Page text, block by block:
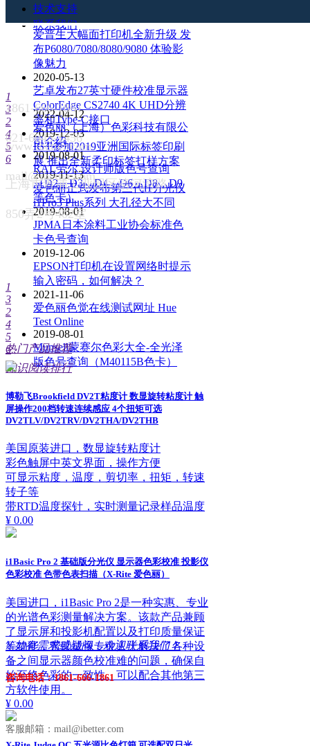
度/光源等都有提升
2015-11-05
爱普生大幅面打印机全新升级 发
布P6080/7080/8080/9080 体验影
像魅力
2020-05-13
艺卓发布27英寸硬件校准显示器
ColorEdge CS2740 4K UHD分辨
率和Type-C接口
2019-12-03
IGT参加2019亚洲国际标签印刷
展 推出全新柔印标签打样方案
2019-11-13
爱色丽正式发布第三代i1分光仪
i1Pro3 Plus系列 大孔径大不同
1
3
2
4
5
6
2022-04-12
爱色丽（上海）色彩科技有限公
司介绍
2019-08-01
RAL劳尔 设计师版色号查询
（D2，D3，D4，D6，D8，D9
等色卡）
2019-08-01
JPMA日本涂料工业协会标准色
卡色号查询
2019-12-06
EPSON打印机在设置网络时提示
输入密码，如何解决？
2021-11-06
爱色丽色觉在线测试网址 Hue
Test Online
2019-08-01
Munsell蒙赛尔色彩大全-全光泽
版色号查询（M40115B色卡）
1
3
2
4
5
6
知识阅读排行
热门产品推荐
博勒飞Brookfield DV2T粘度计 数显旋转粘度计 触
屏操作200档转速连续感应 4个扭矩可选
DV2TLV/DV2TRV/DV2THA/DV2THB
美国原装进口，数显旋转粘度计
彩色触屏中英文界面，操作方便
可显示粘度，温度，剪切率，扭矩，转速
转子等
带RTD温度探针，实时测量记录样品温度
¥ 0.00
i1Basic Pro 2 基础版分光仪 显示器色彩校准 投影仪
色彩校准 色带色表扫描（X-Rite 爱色丽）
美国进口，i1Basic Pro 2是一种实惠、专业
的光谱色彩测量解决方案。该款产品兼顾
了显示屏和投影机配置以及打印质量保证
等功能，帮助成像专业人士解决了各种设
备之间显示器颜色校准难的问题，确保自
始至终色彩的一致性。可以配合其他第三
方软件使用。
¥ 0.00
ꁱ 如有需求或疑问，欢迎联系我们！
咨询电话：1861-666-1861
客服邮箱：mail@ibetter.com
技术支持
联系我们
1861-666-1861
021-6045-1456
www.ibetter.com
mail@ibetter.com
上海市青浦工业园区清河湾路
850弄2号402室